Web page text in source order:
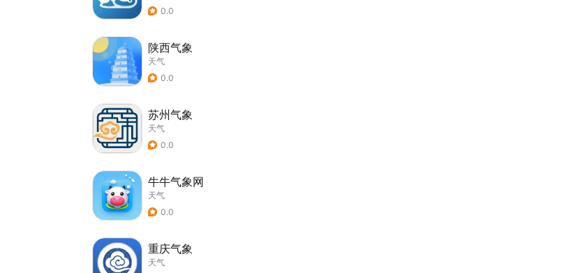
0.0
陕西气象
天气
0.0
苏州气象
天气
0.0
牛牛气象网
天气
0.0
重庆气象
天气